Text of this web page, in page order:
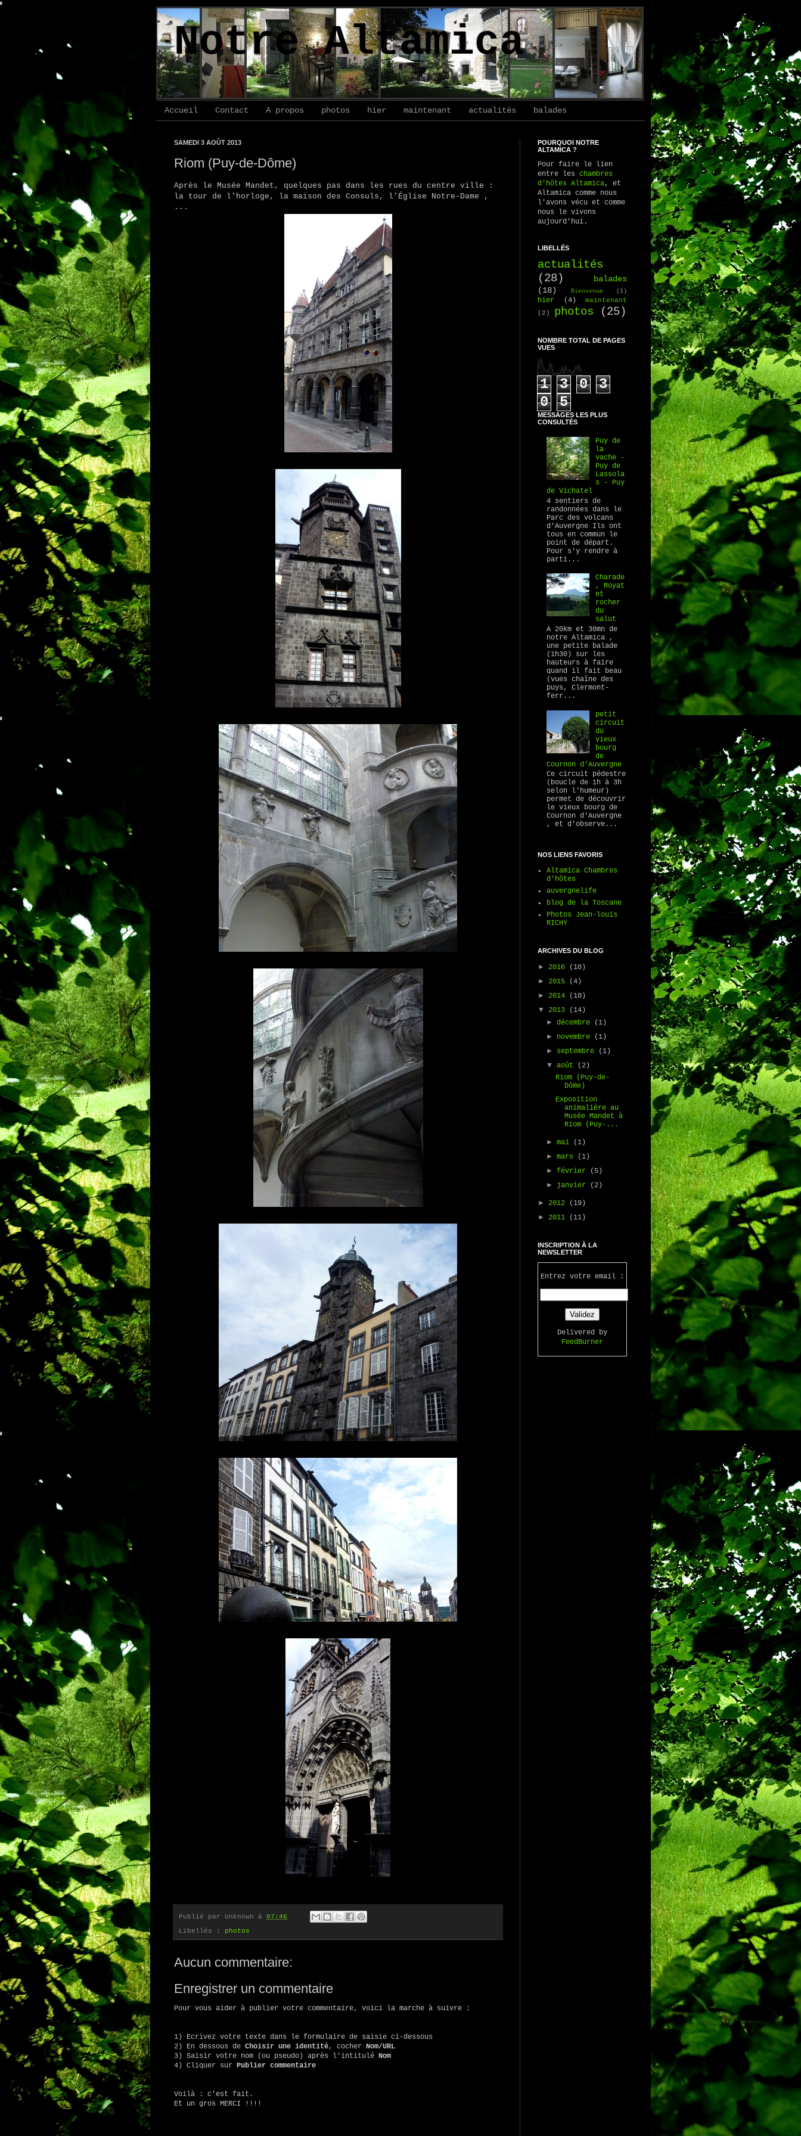
Notre Altamica
Accueil Contact A propos photos hier maintenant actualités balades
SAMEDI 3 AOÛT 2013
Riom (Puy-de-Dôme)
Après le Musée Mandet, quelques pas dans les rues du centre ville :
la tour de l'horloge, la maison des Consuls, l’Église Notre-Dame ,
...
Publié par Unknown à 07:46
Libellés : photos
Aucun commentaire:
Enregistrer un commentaire
Pour vous aider à publier votre commentaire, voici la marche à suivre :
1) Ecrivez votre texte dans le formulaire de saisie ci-dessous
2) En dessous de Choisir une identité, cocher Nom/URL
3) Saisir votre nom (ou pseudo) après l'intitulé Nom
4) Cliquer sur Publier commentaire
Voilà : c'est fait.
Et un gros MERCI !!!!
POURQUOI NOTRE
ALTAMICA ?
Pour faire le lien
entre les chambres
d'hôtes Altamica, et
Altamica comme nous
l'avons vécu et comme
nous le vivons
aujourd'hui.
LIBELLÉS
actualités
(28)
balades
(18)
Bienvenue (1)
hier (4)
maintenant
(2)
photos (25)
NOMBRE TOTAL DE PAGES
VUES
1 3 0
3
0
5
MESSAGES LES PLUS
CONSULTÉS
Puy de
la
vache -
Puy de
Lassola
s - Puy
de Vichatel
4 sentiers de
randonnées dans le
Parc des volcans
d'Auvergne Ils ont
tous en commun le
point de départ.
Pour s'y rendre à
parti...
Charade
, Royat
et
rocher
du
salut
A 20km et 30mn de
notre Altamica ,
une petite balade
(1h30) sur les
hauteurs à faire
quand il fait beau
(vues chaîne des
puys, Clermont-
ferr...
petit
circuit
du
vieux
bourg
de
Cournon d'Auvergne
Ce circuit pédestre
(boucle de 1h à 3h
selon l'humeur)
permet de découvrir
le vieux bourg de
Cournon d'Auvergne
, et d'observe...
NOS LIENS FAVORIS
Altamica Chambres
d'hôtes
auvergnelife
blog de la Toscane
Photos Jean-louis
RICHY
ARCHIVES DU BLOG
► 2016
(10)
► 2015
(4)
► 2014
(10)
▼ 2013
(14)
►décembre
(1)
► novembre
(1)
► septembre
(1)
▼août
(2)
Riom (Puy-de-
Dôme)
Exposition
animalière au
Musée Mandet à
Riom (Puy-...
►mai
(1)
►mars
(1)
►février
(5)
► janvier (2)
► 2012
(19)
► 2011 (11)
INSCRIPTION À LA
NEWSLETTER
Entrez votre email :
Delivered by
FeedBurner